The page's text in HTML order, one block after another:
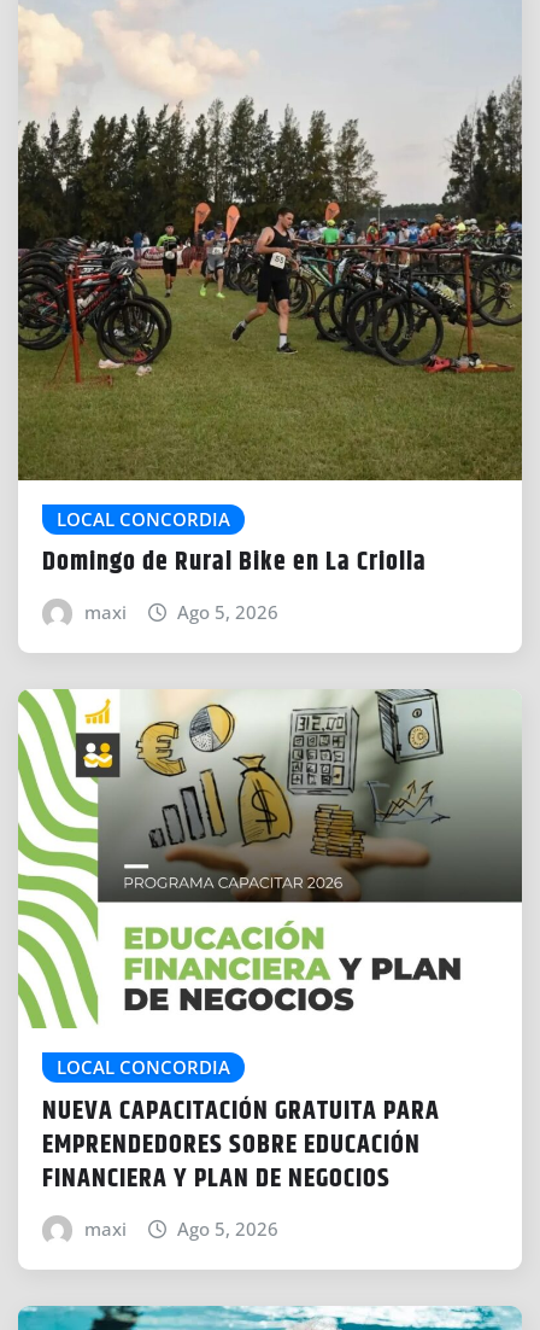
LOCAL CONCORDIA
Domingo de Rural Bike en La Criolla
maxi Ago 5, 2026
LOCAL CONCORDIA
NUEVA CAPACITACIÓN GRATUITA PARA
EMPRENDEDORES SOBRE EDUCACIÓN
FINANCIERA Y PLAN DE NEGOCIOS
maxi Ago 5, 2026